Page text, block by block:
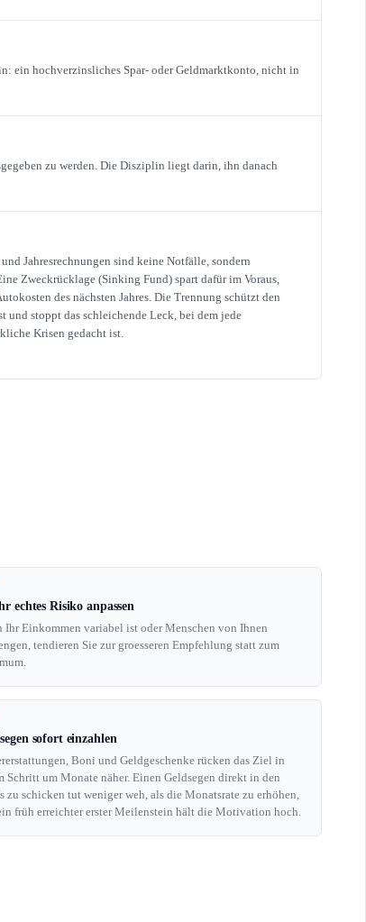
ein hochverzinsliches Spar- oder Geldmarktkonto, nicht in
zu werden. Die Disziplin liegt darin, ihn danach
Jahresrechnungen sind keine Notfälle, sondern
Zweckrücklage (Sinking Fund) spart dafür im Voraus,
des nächsten Jahres. Die Trennung schützt den
und stoppt das schleichende Leck, bei dem jede
Krisen gedacht ist.
echtes Risiko anpassen
Ihr Einkommen variabel ist oder Menschen von Ihnen
tendieren Sie zur groesseren Empfehlung statt zum
sofort einzahlen
Boni und Geldgeschenke rücken das Ziel in
Schritt um Monate näher. Einen Geldsegen direkt in den
zu schicken tut weniger weh, als die Monatsrate zu erhöhen,
früh erreichter erster Meilenstein hält die Motivation hoch.